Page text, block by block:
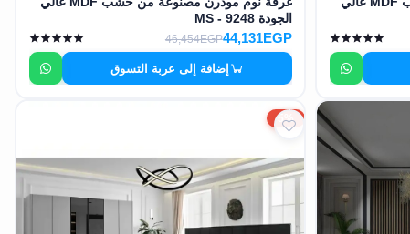
الجودة MS - 9248
44,131EGP
46,454EGP
إضافة إلى عربة التسوق
5%